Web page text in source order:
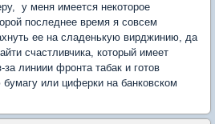
у меня имеется некоторое
последнее время я совсем
ее на сладенькую вирджинию, да
счастливчика, который имеет
за линиии фронта табак и готов
или циферки на банковском